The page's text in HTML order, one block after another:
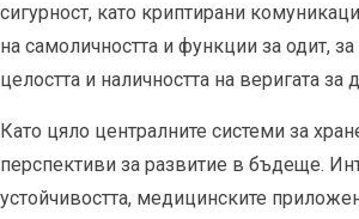
сигурност, като криптирани
на самоличността и функции за одит,
целостта и наличността на веригата за
Като цяло централните системи за
перспективи за развитие в бъдеще.
устойчивостта, медицинските